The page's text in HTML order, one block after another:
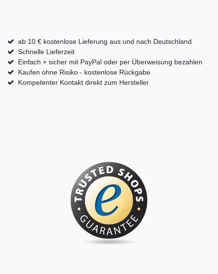
ab 10 € kostenlose Lieferung aus und nach Deutschland
Schnelle Lieferzeit
Einfach + sicher mit PayPal oder per Überweisung bezahlen
Kaufen ohne Risiko - kostenlose Rückgabe
Kompetenter Kontakt direkt zum Hersteller